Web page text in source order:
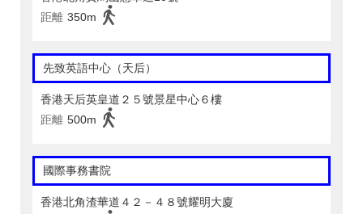
距離 350m
先致英語中心（天后）
香港天后英皇道２５號景星中心６樓
距離 500m
國際事務書院
香港北角渣華道４２－４８號耀明大廈